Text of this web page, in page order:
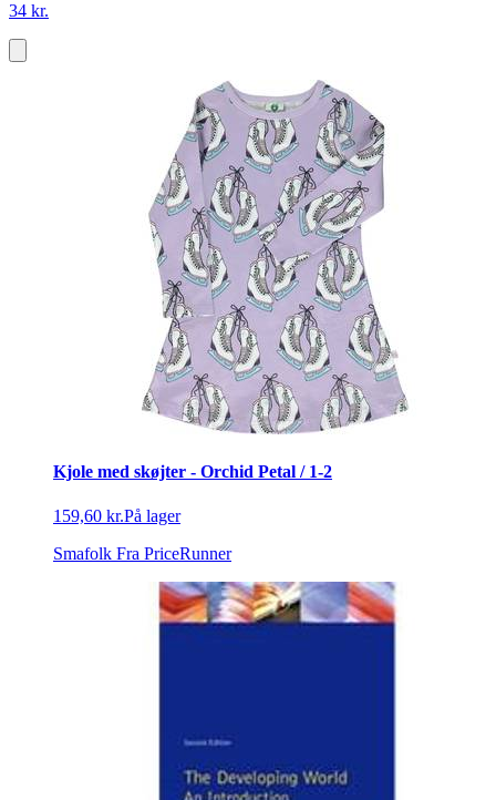
34 kr.
Kjole med skøjter - Orchid Petal / 1-2
159,60 kr.På lager
Smafolk Fra PriceRunner